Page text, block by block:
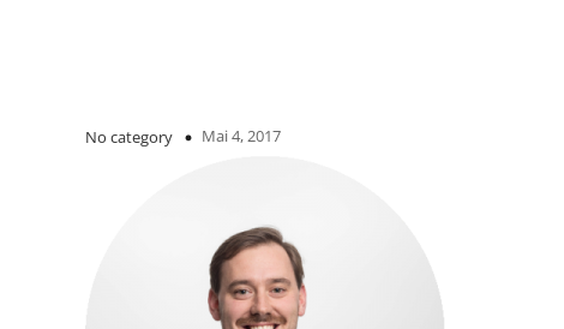
No category Mai 4, 2017